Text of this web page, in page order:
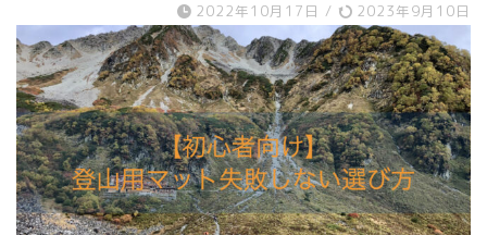
2022年10月17日 / 2023年9月10日